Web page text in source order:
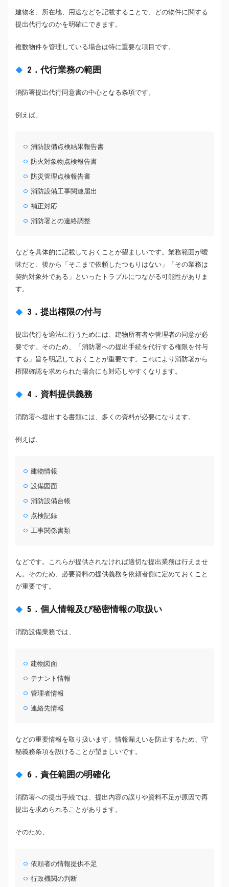
建物名、所在地、用途などを記載することで、どの物件に関する
提出代行なのかを明確にできます。
複数物件を管理している場合は特に重要な項目です。
2．代行業務の範囲
消防署提出代行同意書の中心となる条項です。
例えば、
消防設備点検結果報告書
防火対象物点検報告書
防災管理点検報告書
消防設備工事関連届出
補正対応
消防署との連絡調整
などを具体的に記載しておくことが望ましいです。業務範囲が曖
昧だと、後から「そこまで依頼したつもりはない」「その業務は
契約対象外である」といったトラブルにつながる可能性がありま
す。
3．提出権限の付与
提出代行を適法に行うためには、建物所有者や管理者の同意が必
要です。そのため、「消防署への提出手続を代行する権限を付与
する」旨を明記しておくことが重要です。これにより消防署から
権限確認を求められた場合にも対応しやすくなります。
4．資料提供義務
消防署へ提出する書類には、多くの資料が必要になります。
例えば、
建物情報
設備図面
消防設備台帳
点検記録
工事関係書類
などです。これらが提供されなければ適切な提出業務は行えませ
ん。そのため、必要資料の提供義務を依頼者側に定めておくこと
が重要です。
5．個人情報及び秘密情報の取扱い
消防設備業務では、
建物図面
テナント情報
管理者情報
連絡先情報
などの重要情報を取り扱います。情報漏えいを防止するため、守
秘義務条項を設けることが望ましいです。
6．責任範囲の明確化
消防署への提出手続では、提出内容の誤りや資料不足が原因で再
提出を求められることがあります。
そのため、
依頼者の情報提供不足
行政機関の判断